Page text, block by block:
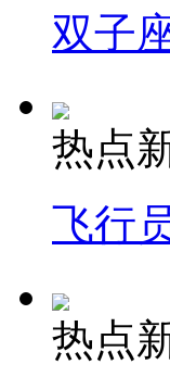
双子
热点
飞行
热点